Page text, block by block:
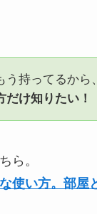
持ってるから、
だけ知りたい！
ら。
使い方。部屋